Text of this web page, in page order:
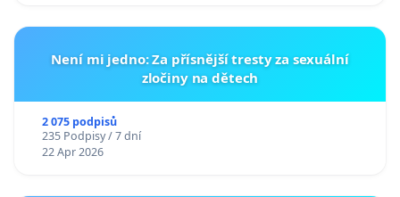
Není mi jedno: Za přísnější tresty za sexuální
zločiny na dětech
2 075 podpisů
235 Podpisy / 7 dní
22 Apr 2026